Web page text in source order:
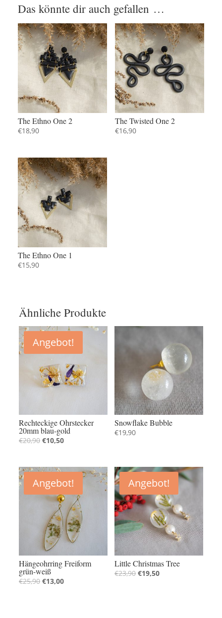
Das könnte dir auch gefallen …
The Ethno One 2
€18,90
The Twisted One 2
€16,90
The Ethno One 1
€15,90
Ähnliche Produkte
Angebot!
Rechteckige Ohrstecker
20mm blau-gold
€20,90 €10,50
Snowflake Bubble
€19,90
Angebot!
Hängeohrring Freiform
grün-weiß
€25,90 €13,00
Angebot!
Little Christmas Tree
€23,90 €19,50